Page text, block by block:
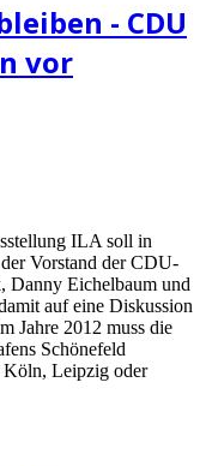
- CDU
vor
ILA soll in
Vorstand der CDU-
Danny Eichelbaum und
auf eine Diskussion
Jahre 2012 muss die
Schönefeld
Köln, Leipzig oder